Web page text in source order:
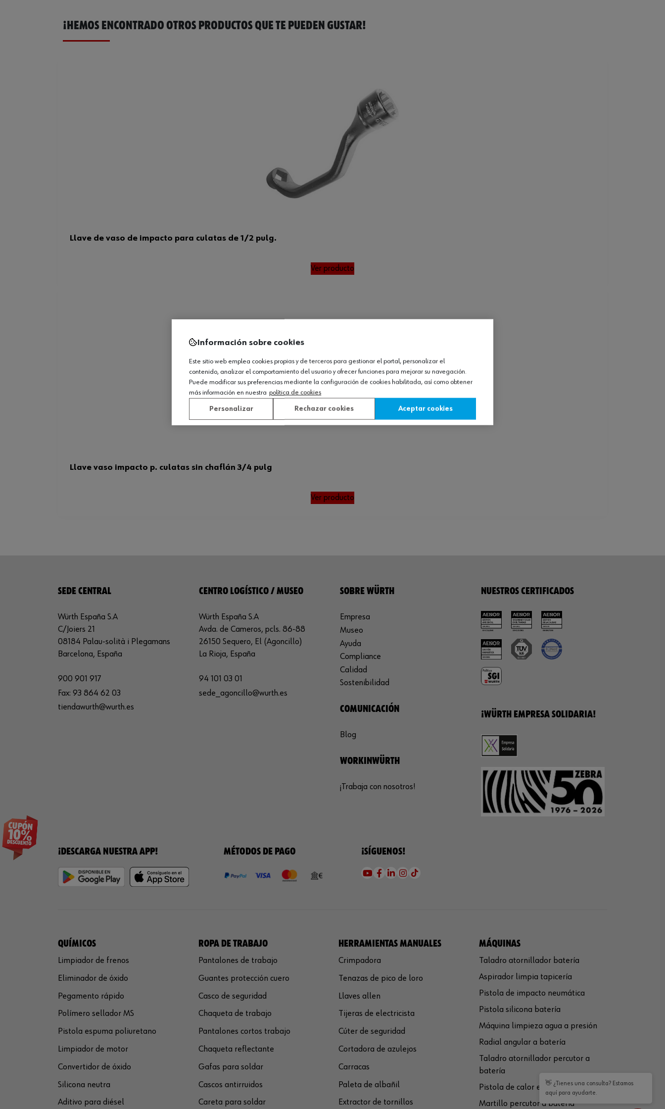
¡HEMOS ENCONTRADO OTROS PRODUCTOS QUE TE PUEDEN GUSTAR!
Llave de vaso de impacto para culatas de 1/2 pulg.
Ver producto
Llave vaso impacto p. culatas sin chaflán 3/4 pulg
Ver producto
SEDE CENTRAL
Würth España S.A
C/Joiers 21
08184 Palau-solità i Plegamans
Barcelona, España
900 901 917
Fax: 93 864 62 03
tiendawurth@wurth.es
CENTRO LOGÍSTICO / MUSEO
Würth España S.A
Avda. de Cameros, pcls. 86-88
26150 Sequero, El (Agoncillo)
La Rioja, España
94 101 03 01
sede_agoncillo@wurth.es
SOBRE WÜRTH
Empresa
Museo
Ayuda
Compliance
Calidad
Sostenibilidad
COMUNICACIÓN
Blog
WORKINWÜRTH
¡Trabaja con nosotros!
NUESTROS CERTIFICADOS
¡WÜRTH EMPRESA SOLIDARIA!
¡DESCARGA NUESTRA APP! MÉTODOS DE PAGO ¡SÍGUENOS!
QUÍMICOS
Limpiador de frenos
Eliminador de óxido
Pegamento rápido
Polímero sellador MS
Pistola espuma poliuretano
Limpiador de motor
Convertidor de óxido
Silicona neutra
Aditivo para diésel
ROPA DE TRABAJO
Pantalones de trabajo
Guantes protección cuero
Casco de seguridad
Chaqueta de trabajo
Pantalones cortos trabajo
Chaqueta reflectante
Gafas para soldar
Cascos antirruidos
Careta para soldar
HERRAMIENTAS MANUALES
Crimpadora
Tenazas de pico de loro
Llaves allen
Tijeras de electricista
Cúter de seguridad
Cortadora de azulejos
Carracas
Paleta de albañil
Extractor de tornillos
MÁQUINAS
Taladro atornillador batería
Aspirador limpia tapicería
Pistola de impacto neumática
Pistola silicona batería
Máquina limpieza agua a presión
Radial angular a batería
Taladro atornillador percutor a
batería
Pistola de calor eléctrica
Martillo percutor a batería
👋 ¿Tienes una consulta? Estamos
aquí para ayudarte.
Información sobre cookies
Este sitio web emplea cookies propias y de terceros para gestionar el portal, personalizar el
contenido, analizar el comportamiento del usuario y ofrecer funciones para mejorar su navegación.
Puede modificar sus preferencias mediante la configuración de cookies habilitada, así como obtener
más información en nuestra política de cookies
Personalizar Rechazar cookies Aceptar cookies